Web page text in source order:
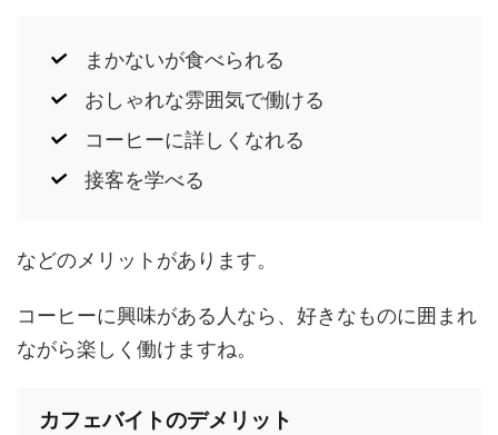
まかないが食べられる
おしゃれな雰囲気で働ける
コーヒーに詳しくなれる
接客を学べる
などのメリットがあります。
コーヒーに興味がある人なら、好きなものに囲まれ
ながら楽しく働けますね。
カフェバイトのデメリット